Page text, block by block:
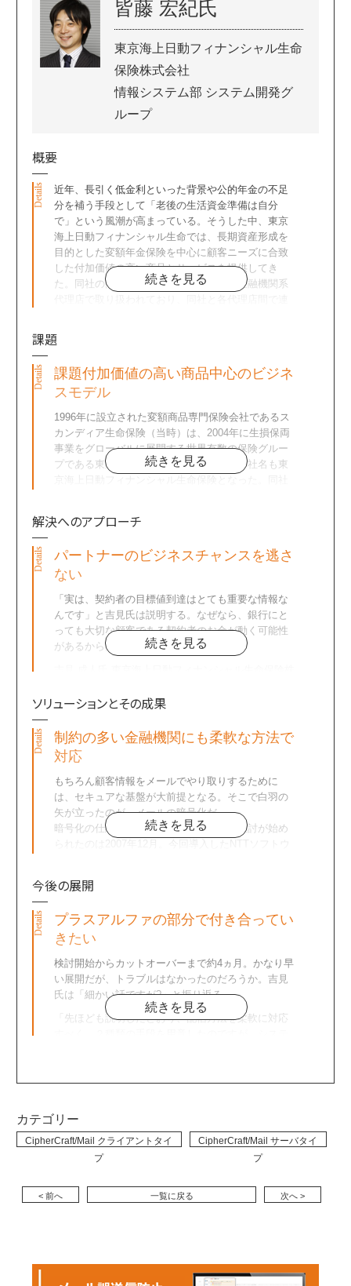
皆藤 宏紀氏
東京海上日動フィナンシャル生命
保険株式会社
情報システム部 システム開発グ
ループ
概要
近年、長引く低金利といった背景や公的年金の不足
分を補う手段として「老後の生活資金準備は自分
で」という風潮が高まっている。そうした中、東京
海上日動フィナンシャル生命では、長期資産形成を
目的とした変額年金保険を中心に顧客ニーズに合致
した付加価値の高い商品とサービスを提供してき
た。同社の商品は銀行窓販を中心とする金融機関系
導入した事例を紹介する。
続きを見る
課題
課題付加価値の高い商品中心のビジネ
スモデル
1996年に設立された変額商品専門保険会社であるス
カンディア生命保険（当時）は、2004年に生損保両
事業をグローバルに展開する世界有数の保険グルー
プである東京海上グループの一員となり、社名も東
額が変動する年金商品のことで、契約者が支払った
保険料を特別勘定で運用し、その運用成果により受
け取る年金額が変動するという特徴をもった商品
だ。
「当社は営業開始以来、私たちが直接顧客に営業す
るのではなく、募集代理店委託契約を結んだ銀行等
の金融機関を中心に販売していただくというビジネ
ただけるような、より付加価値の高い商品の提供を
な仕事となります」そう説明するのは、情報システ
ム部 システム開発グループ 課長の吉見成人氏だ。
顧客のニーズを意識した商品である。
目標設定型とは、契約の際に顧客自ら運用の目標値
を設定し、契約から一定期間経過以降、顧客の積立
金額がその目標値に到達した時点で自動的に運用成
「顧客には目標到達時点で、郵送でその旨をお知ら
せすることになっています」と吉見氏。ただ他にも
目標値に到達したことを伝える相手がいるという。
そう、販売窓口となっている「金融機関」だ。
続きを見る
解決へのアプローチ
パートナーのビジネスチャンスを逃さ
ない
「実は、契約者の目標値到達はとても重要な情報な
んです」と吉見氏は説明する。なぜなら、銀行にと
っても大切な顧客である契約者のお金が動く可能性
があるからだ。
現在、市況は厳しい状況にあるが、回復すれば、多
される。保有契約件数の多い代理店の場合、1日に数
千件もの目標値到達契約を把握する必要がでてくる
可能性もある。
「変額年金に関心を持たれる方は富裕層も多く、顧
客によっては高額な契約をされるケースもありま
す。募集代理店である金融機関にとって、目標値到
達のような顧客の大切な資産に変化があった際、相
理店のビジネスチャンスに不可欠なサポートとな
にミスなく確実に顧客情報を伝えるため、メールを
利用したシステムを新たに構築することになった。
続きを見る
ソリューションとその成果
制約の多い金融機関にも柔軟な方法で
対応
もちろん顧客情報をメールでやり取りするために
は、セキュアな基盤が大前提となる。そこで白羽の
矢が立ったのが、メールの暗号化だ。
暗号化の仕組みを導入するべく、同社で検討が始め
件を満たしていました。一番の課題は運用方法でし
す。
皆藤 宏紀氏 東京海上日動フィナンシャル生命保険株
同社の変額商品を扱う金融機関は百数十社を数え
る。それぞれ独自のシステムをもっており、当然な
がらセキュリティ面でも条件が厳しい。例えば、復
号化に必要なソフトウェアを新たにインストールで
ったのが、NTTソフトウェアさんだったんです。」
最終的には、CipherCraft/Mailでメールそのものを暗
号化する方法を推奨、もし、先方のシステムの都合
で送ることにした。利用環境や仕様の変更に柔軟な
カスタマイズ性・拡張性は、国産・自社開発ならで
「暗号化に強度の高い国産暗号アルゴリズムを使っ
ているということで安心感がありました。けれども
続きを見る
今後の展開
プラスアルファの部分で付き合ってい
きたい
検討開始からカットオーバーまで約4ヵ月。かなり早
い展開だが、トラブルはなかったのだろうか。吉見
氏は「細かい話ですが?」と振り返る。
「先ほども説明したとおり、配信方法を柔軟に対応
ので仕方ないとは思うのですが、やはり動的に対応
後のバージョンアップで自動で切り替えられるよう
お願いしているところです」
気軽にリクエストが出せるなど、良好な関係を築い
ので助かっている」と吉見氏は話す。
続きを見る
カテゴリー
CipherCraft/Mail クライアントタイ
プ
CipherCraft/Mail サーバタイ
プ
< 前へ 一覧に戻る 次へ >